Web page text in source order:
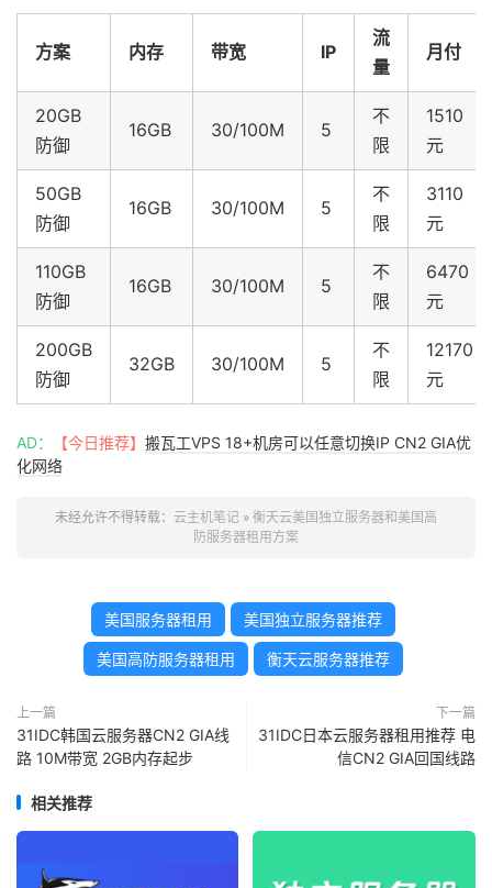
方案 内存 带宽 IP
流
量
月付
20GB
防御
16GB 30/100M 5
不
限
1510
元
50GB
防御
16GB 30/100M 5
不
限
3110
元
110GB
防御
16GB 30/100M 5
不
限
6470
元
200GB
防御
32GB 30/100M 5
不
限
12170
元
AD： 【今日推荐】 搬瓦工VPS 18+机房可以任意切换IP CN2 GIA优
化网络
未经允许不得转载： 云主机笔记 » 衡天云美国独立服务器和美国高
防服务器租用方案
美国服务器租用 美国独立服务器推荐
美国高防服务器租用 衡天云服务器推荐
上一篇
31IDC韩国云服务器CN2 GIA线
路 10M带宽 2GB内存起步
下一篇
31IDC日本云服务器租用推荐 电
信CN2 GIA回国线路
相关推荐